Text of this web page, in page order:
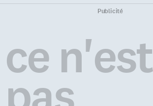
Publicité
ce n'est